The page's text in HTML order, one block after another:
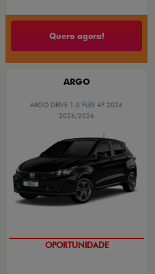
Quero agora!
ARGO
ARGO DRIVE 1.0 FLEX 4P 2026
2026/2026
OPORTUNIDADE